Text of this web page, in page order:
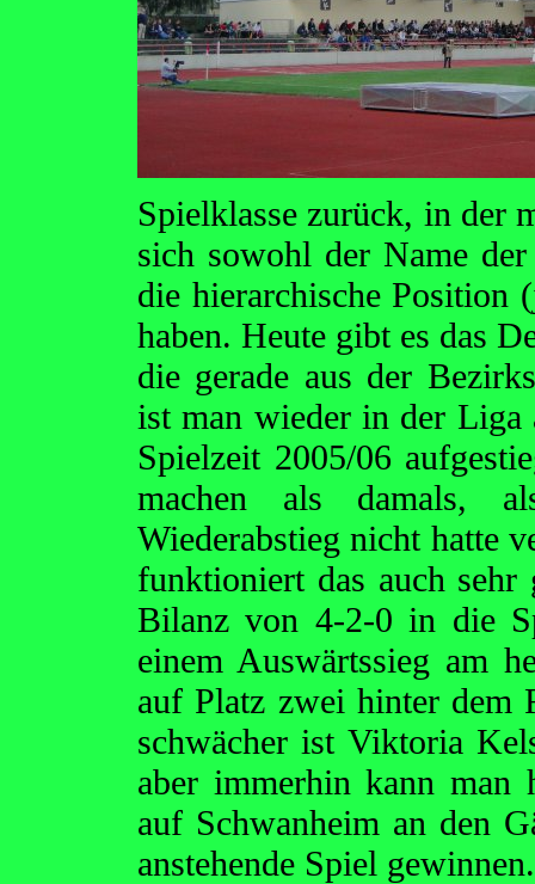
Spielklasse zurück, in der
sich sowohl der Name
die hierarchische Position
haben. Heute gibt es das
die gerade aus der
ist man wieder in der Liga
Spielzeit 2005/06
machen als damals,
Wiederabstieg nicht hatte
funktioniert das auch
Bilanz von 4-2-0 in die
einem Auswärtssieg am
auf Platz zwei hinter dem
schwächer ist Viktoria
aber immerhin kann man
auf Schwanheim an den
anstehende Spiel gewinnen.